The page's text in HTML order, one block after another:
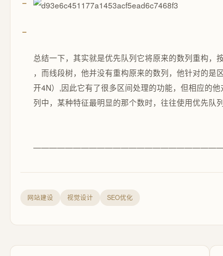
总结一下，其实就是优先队列它将原来的数列重构
，而线段树，他并没有重构原来的数列，他针对的
开4N）,因此它有了很多区间处理的功能，但相应的
列中，某种特征最明显的那个数时，往往使用优先
网站建设 视觉设计 SEO优化